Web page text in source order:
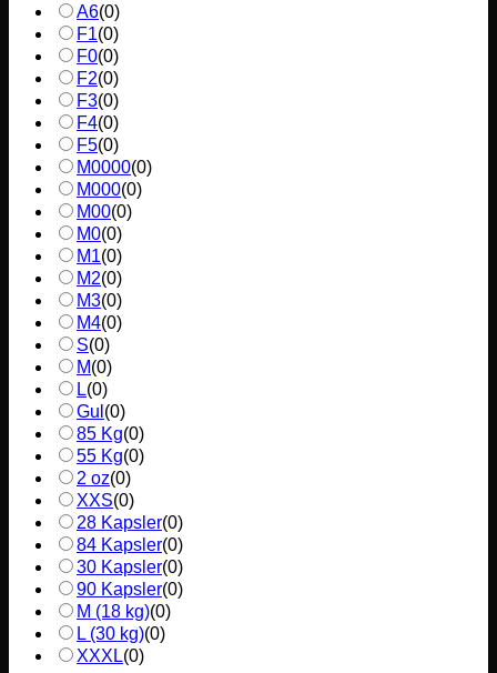
A6(0)
F1(0)
F0(0)
F2(0)
F3(0)
F4(0)
F5(0)
M0000(0)
M000(0)
M00(0)
M0(0)
M1(0)
M2(0)
M3(0)
M4(0)
S(0)
M(0)
L(0)
Gul (0)
85 Kg(0)
55 Kg(0)
2 oz(0)
XXS(0)
28 Kapsler(0)
84 Kapsler(0)
30 Kapsler(0)
90 Kapsler(0)
M (18 kg)(0)
L (30 kg)(0)
XXXL(0)